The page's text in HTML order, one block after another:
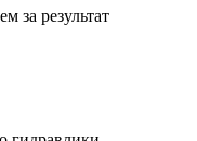
за результат